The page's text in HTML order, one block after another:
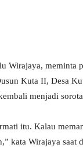
Wirajaya, meminta
Kuta II, Desa
menjadi
itu. Kalau
kata Wirajaya saat